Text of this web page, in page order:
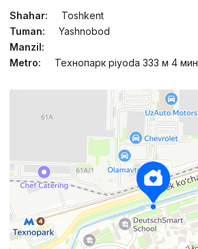
Shahar:
Toshkent
Tuman:
Yashnobod
Manzil:
Metro:
Технопарк piyoda 333 м 4 мин